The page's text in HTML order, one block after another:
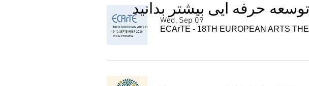
Wed, Sep 09
ECArTE - 18TH EUROPEAN ARTS
حرفه ایی بیشتر بدانید